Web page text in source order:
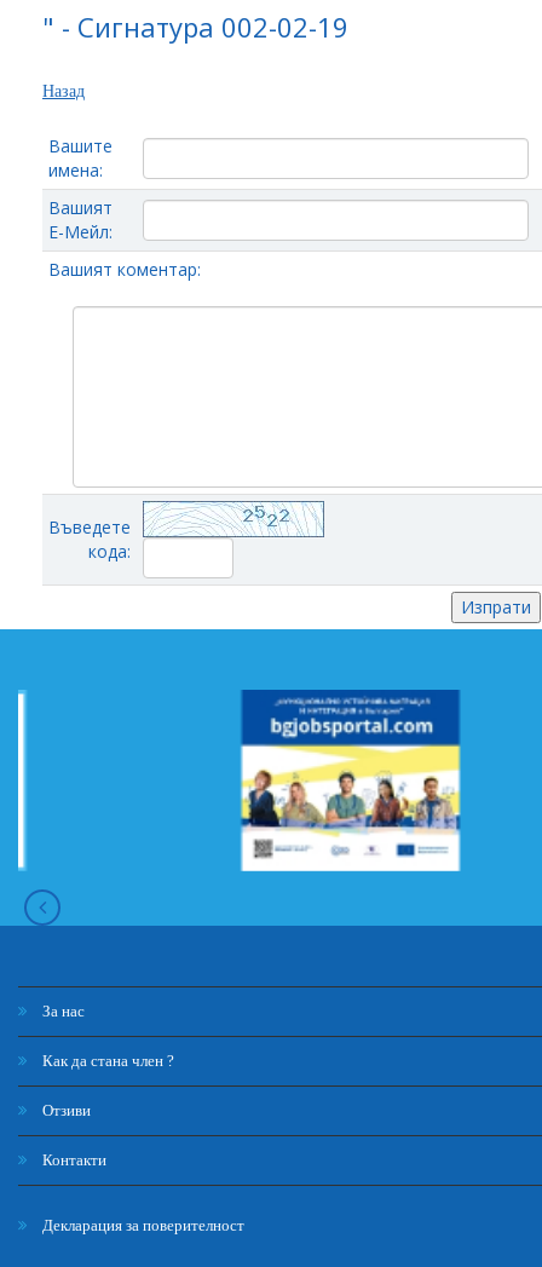
" - Сигнатура 002-02-19
Назад
Вашите
имена:
Вашият
Е-Мейл:
Вашият коментар:
Въведете
кода:
За нас
Как да стана член ?
Отзиви
Контакти
Декларация за поверителност